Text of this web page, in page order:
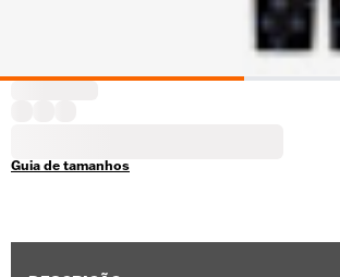
Guia de tamanhos